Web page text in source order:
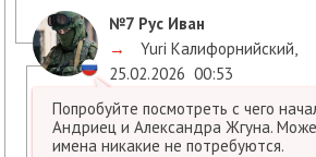
№7 Рус Иван
→
Yuri Калифорнийский
25.02.2026 00:53
Попробуйте посмотреть с чего
Андриец и Александра Жгуна.
имена никакие не потребуются.